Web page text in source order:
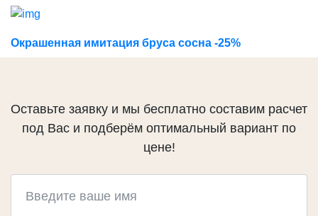
Ramsauer
КРЕПЕЖ
Гвоздек
Окрашенная имитация бруса сосна -25%
Оставьте заявку и мы бесплатно составим расчет
под Вас и подберём оптимальный вариант по
цене!